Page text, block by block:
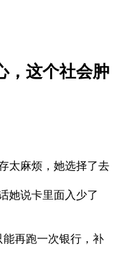
，这个社会肿
太麻烦，她选择了去
她说卡里面入少了
能再跑一次银行，补